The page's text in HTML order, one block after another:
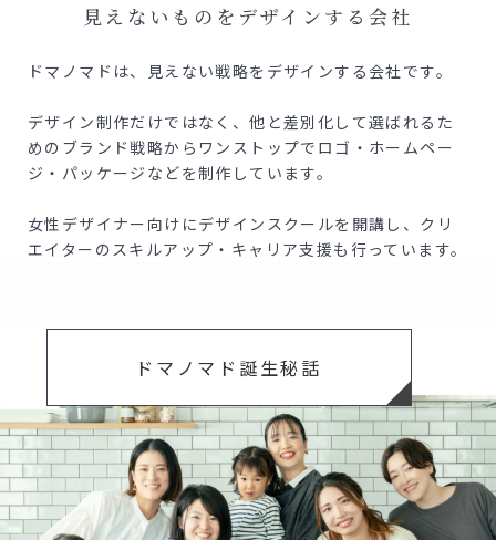
見えないものをデザインする会社
ドマノマドは、見えない戦略をデザインする会社です。
デザイン制作だけではなく、他と差別化して選ばれるた
めの ブランド戦略からワンストップでロゴ・ホームペー
ジ・ パッケージなどを制作しています。
女性デザイナー向けにデザインスクールを開講し、クリ
エイターの スキルアップ・キャリア支援も行っています。
ドマノマド誕生秘話